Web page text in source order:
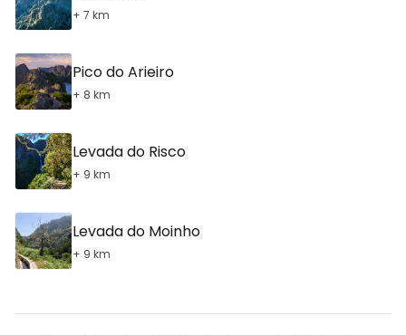
+ 7 km
Pico do Arieiro
+ 8 km
Levada do Risco
+ 9 km
Levada do Moinho
+ 9 km